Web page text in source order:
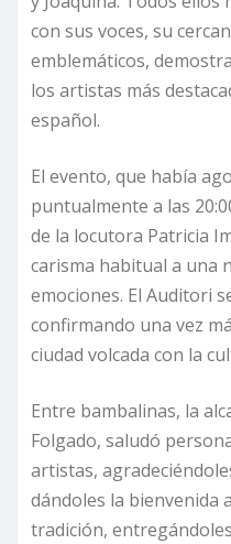
con sus voces, su
emblemáticos,
los artistas más
español.
El evento, que había
puntualmente a las
de la locutora Patricia
carisma habitual a una
emociones. El Auditori
confirmando una vez
ciudad volcada con la
Entre bambalinas, la
Folgado, saludó
artistas,
dándoles la bienvenida
tradición,